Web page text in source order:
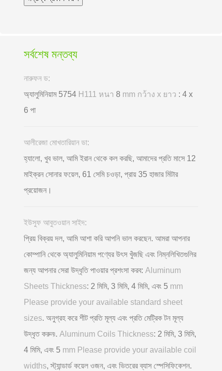
সর্বশেষ মন্তব্য
নারুফন ড:
অ্যালুমিনিয়াম 5754 H111 หนา 8 mm กว้าง x ยาว : 4 x
6 পা
আলীরেজা মোখতারিয়ান ডা:
হ্যালো, খুব ভাল, আমি ইরান থেকে কল করছি, আমাদের প্রতি মাসে 12
মাইক্রন সোনার ফয়েল, 61 সেমি চওড়া, প্রায় 35 হাজার মিটার
প্রয়োজন।
ইউসুফ আবুতওয়ান সাইদ:
প্রিয় বিক্রয় দল, আমি আশা করি আপনি ভাল করছেন. আমরা আপনার
কোম্পানি থেকে অ্যালুমিনিয়াম পণ্যের উৎস খুঁজছি এবং নিম্নলিখিতগুলির
জন্য আপনার সেরা উদ্ধৃতি পাওয়ার প্রশংসা করব: Aluminum
Sheets Thickness: 2 মিমি, 3 মিমি, 4 মিমি, এবং 5 mm
Please provide your available standard sheet
sizes. অনুগ্রহ করে শীট প্রতি মূল্য এবং প্রতি মেট্রিক টন মূল্য
উদ্ধৃত করুন৷. Aluminum Coils Thickness: 2 মিমি, 3 মিমি,
4 মিমি, এবং 5 mm Please provide your available coil
widths, স্ট্যান্ডার্ড কয়েল ওজন, এবং ভিতরের ব্যাস স্পেসিফিকেশন.